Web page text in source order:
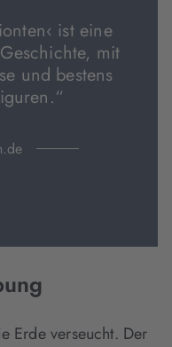
ist eine
mit
und bestens
Erde verseucht. Der